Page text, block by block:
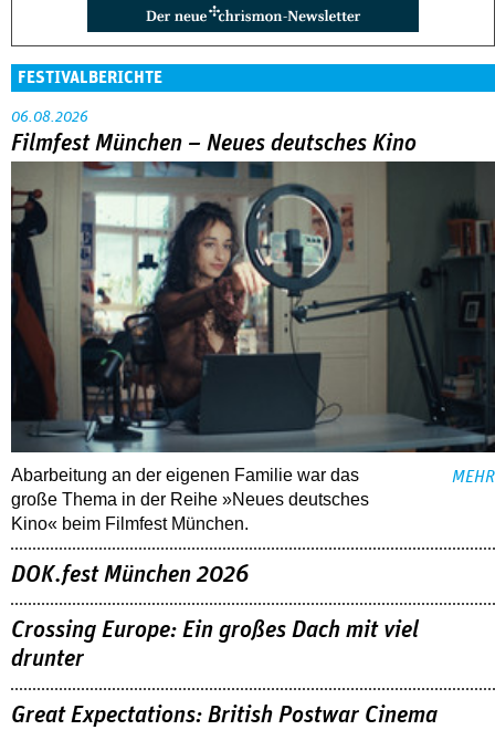
FESTIVALBERICHTE
06.08.2026
Filmfest München – Neues deutsches Kino
Abarbeitung an der eigenen Familie war das
große Thema in der Reihe »Neues deutsches
Kino« beim Filmfest München.
MEHR
DOK.fest München 2026
Crossing Europe: Ein großes Dach mit viel
drunter
Great Expectations: British Postwar Cinema